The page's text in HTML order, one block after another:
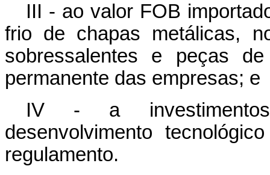
III - ao valor FOB
frio de chapas metálicas,
sobressalentes e peças
permanente das empresas; e
IV - a investimentos
desenvolvimento
regulamento.